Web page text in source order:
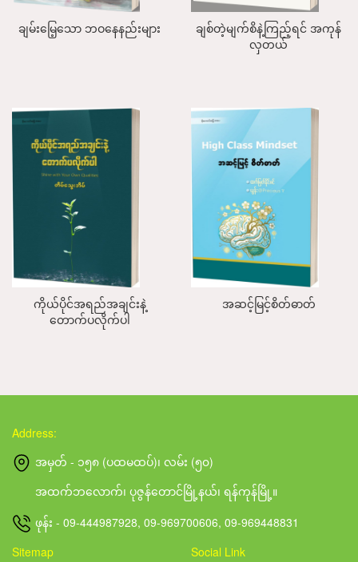
ချမ်းမြေ့သော ဘဝနေနည်းများ
ချစ်တဲ့မျက်စိနဲ့ကြည့်ရင် အကုန်
လှတယ်
ကိုယ်ပိုင်အရည်အချင်းနဲ့
တောက်ပလိုက်ပါ
အဆင့်မြင့်စိတ်ဓာတ်
Address:
အမှတ် - ၁၅၈ (ပထမထပ်)၊ လမ်း (၅၀)
အထက်ဘလောက်၊ ပုဇွန်တောင်မြို့နယ်၊ ရန်ကုန်မြို့။
ဖုန်း - 09-444987928, 09-969700606, 09-969448831
Sitemap
Social Link